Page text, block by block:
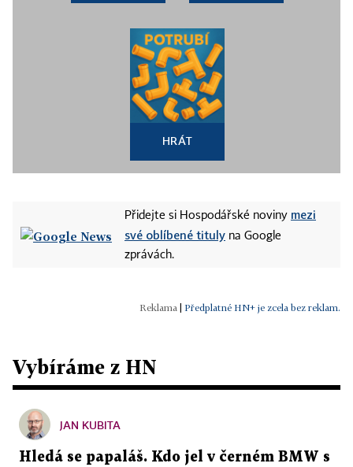
HRÁT
Přidejte si Hospodářské noviny mezi
své oblíbené tituly na Google
zprávách.
Předplatné HN+ je zcela bez reklam.
Vybíráme z HN
JAN KUBITA
Hledá se papaláš. Kdo jel v černém BMW s